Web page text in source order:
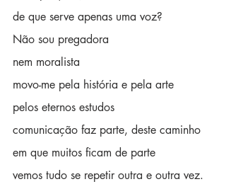
de que serve apenas uma voz?
Não sou pregadora
nem moralista
movo-me pela história e pela arte
pelos eternos estudos
comunicação faz parte, deste caminho
em que muitos ficam de parte
vemos tudo se repetir outra e outra vez.